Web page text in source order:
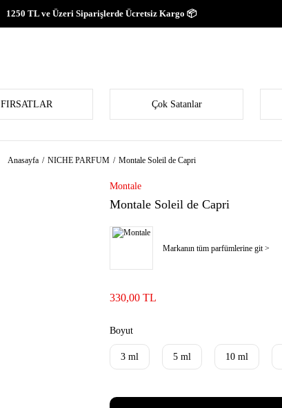
1250 TL ve Üzeri Siparişlerde Ücretsiz Kargo 📦
FIRSATLAR Çok Satanlar
Anasayfa NICHE PARFUM Montale Soleil de Capri
Montale
Montale Soleil de Capri
Markanın tüm parfümlerine git >
330,00 TL
Boyut
3 ml 5 ml 10 ml